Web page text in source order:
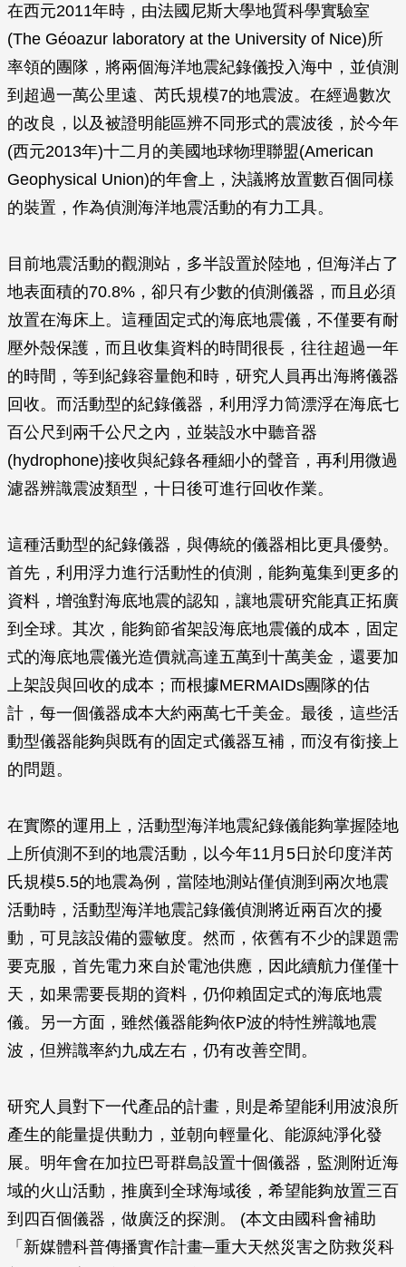
在西元2011年時，由法國尼斯大學地質科學實驗室
(The Géoazur laboratory at the University of Nice)所
率領的團隊，將兩個海洋地震紀錄儀投入海中，並偵測
到超過一萬公里遠、芮氏規模7的地震波。在經過數次
的改良，以及被證明能區辨不同形式的震波後，於今年
(西元2013年)十二月的美國地球物理聯盟(American
Geophysical Union)的年會上，決議將放置數百個同樣
的裝置，作為偵測海洋地震活動的有力工具。
目前地震活動的觀測站，多半設置於陸地，但海洋占了
地表面積的70.8%，卻只有少數的偵測儀器，而且必須
放置在海床上。這種固定式的海底地震儀，不僅要有耐
壓外殼保護，而且收集資料的時間很長，往往超過一年
的時間，等到紀錄容量飽和時，研究人員再出海將儀器
回收。而活動型的紀錄儀器，利用浮力筒漂浮在海底七
百公尺到兩千公尺之內，並裝設水中聽音器
(hydrophone)接收與紀錄各種細小的聲音，再利用微過
濾器辨識震波類型，十日後可進行回收作業。
這種活動型的紀錄儀器，與傳統的儀器相比更具優勢。
首先，利用浮力進行活動性的偵測，能夠蒐集到更多的
資料，增強對海底地震的認知，讓地震研究能真正拓廣
到全球。其次，能夠節省架設海底地震儀的成本，固定
式的海底地震儀光造價就高達五萬到十萬美金，還要加
上架設與回收的成本；而根據MERMAIDs團隊的估
計，每一個儀器成本大約兩萬七千美金。最後，這些活
動型儀器能夠與既有的固定式儀器互補，而沒有銜接上
的問題。
在實際的運用上，活動型海洋地震紀錄儀能夠掌握陸地
上所偵測不到的地震活動，以今年11月5日於印度洋芮
氏規模5.5的地震為例，當陸地測站僅偵測到兩次地震
活動時，活動型海洋地震記錄儀偵測將近兩百次的擾
動，可見該設備的靈敏度。然而，依舊有不少的課題需
要克服，首先電力來自於電池供應，因此續航力僅僅十
天，如果需要長期的資料，仍仰賴固定式的海底地震
儀。另一方面，雖然儀器能夠依P波的特性辨識地震
波，但辨識率約九成左右，仍有改善空間。
研究人員對下一代產品的計畫，則是希望能利用波浪所
產生的能量提供動力，並朝向輕量化、能源純淨化發
展。明年會在加拉巴哥群島設置十個儀器，監測附近海
域的火山活動，推廣到全球海域後，希望能夠放置三百
到四百個儀器，做廣泛的探測。 (本文由國科會補助
「新媒體科普傳播實作計畫─重大天然災害之防救災科